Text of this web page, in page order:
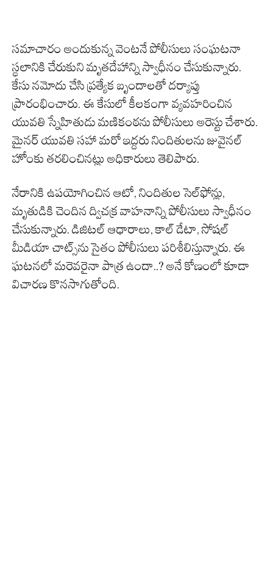
సమాచారం అందుకున్న వెంటనే పోలీసులు సంఘటనా
స్థలానికి చేరుకుని మృతదేహాన్ని స్వాధీనం చేసుకున్నారు.
కేసు నమోదు చేసి ప్రత్యేక బృందాలతో దర్యాప్తు
ప్రారంభించారు. ఈ కేసులో కీలకంగా వ్యవహరించిన
యువతి స్నేహితుడు మణికంఠను పోలీసులు అరెస్టు చేశారు.
మైనర్ యువతి సహా మరో ఇద్దరు నిందితులను జువైనల్
హోంకు తరలించినట్లు అధికారులు తెలిపారు.
నేరానికి ఉపయోగించిన ఆటో, నిందితుల సెల్‌ఫోన్లు,
మృతుడికి చెందిన ద్విచక్ర వాహనాన్ని పోలీసులు స్వాధీనం
చేసుకున్నారు. డిజిటల్ ఆధారాలు, కాల్ డేటా, సోషల్
మీడియా చాట్స్‌ను సైతం పోలీసులు పరిశీలిస్తున్నారు. ఈ
ఘటనలో మరెవరైనా పాత్ర ఉందా..? అనే కోణంలో కూడా
విచారణ కొనసాగుతోంది.